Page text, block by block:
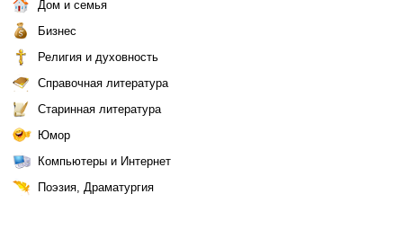
Дом и семья
Бизнес
Религия и духовность
Справочная литература
Старинная литература
Юмор
Компьютеры и Интернет
Поэзия, Драматургия